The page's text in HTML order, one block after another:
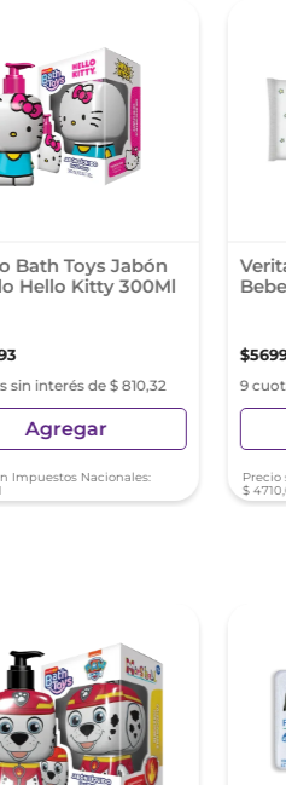
Bath Toys Jabón
Hello Kitty 300Ml
sin interés de $ 810,32
Agregar
Impuestos Nacionales:
$
9
Precio
$ 4710,